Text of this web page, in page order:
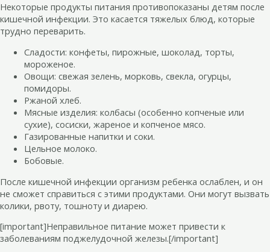
Некоторые продукты питания противопоказаны детям после
кишечной инфекции. Это касается тяжелых блюд, которые
трудно переварить.
Сладости: конфеты, пирожные, шоколад, торты,
мороженое.
Овощи: свежая зелень, морковь, свекла, огурцы,
помидоры.
Ржаной хлеб.
Мясные изделия: колбасы (особенно копченые или
сухие), сосиски, жареное и копченое мясо.
Газированные напитки и соки.
Цельное молоко.
Бобовые.
После кишечной инфекции организм ребенка ослаблен, и он
не сможет справиться с этими продуктами. Они могут вызвать
колики, рвоту, тошноту и диарею.
[important]Неправильное питание может привести к
заболеваниям поджелудочной железы.[/important]